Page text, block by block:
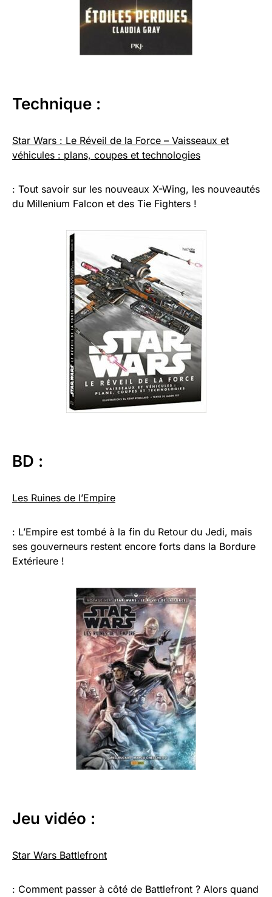
Technique :
Star Wars : Le Réveil de la Force – Vaisseaux et
véhicules : plans, coupes et technologies
: Tout savoir sur les nouveaux X-Wing, les nouveautés
du Millenium Falcon et des Tie Fighters !
BD :
Les Ruines de l’Empire
: L’Empire est tombé à la fin du Retour du Jedi, mais
ses gouverneurs restent encore forts dans la Bordure
Extérieure !
Jeu vidéo :
Star Wars Battlefront
: Comment passer à côté de Battlefront ? Alors quand